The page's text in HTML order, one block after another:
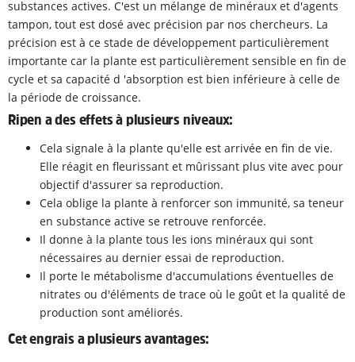
substances actives. C'est un mélange de minéraux et d'agents
tampon, tout est dosé avec précision par nos chercheurs. La
précision est à ce stade de développement particulièrement
importante car la plante est particulièrement sensible en fin de
cycle et sa capacité d 'absorption est bien inférieure à celle de
la période de croissance.
Ripen a des effets à plusieurs niveaux:
Cela signale à la plante qu'elle est arrivée en fin de vie.
Elle réagit en fleurissant et mûrissant plus vite avec pour
objectif d'assurer sa reproduction.
Cela oblige la plante à renforcer son immunité, sa teneur
en substance active se retrouve renforcée.
Il donne à la plante tous les ions minéraux qui sont
nécessaires au dernier essai de reproduction.
Il porte le métabolisme d'accumulations éventuelles de
nitrates ou d'éléments de trace où le goût et la qualité de
production sont améliorés.
Cet engrais a plusieurs avantages: